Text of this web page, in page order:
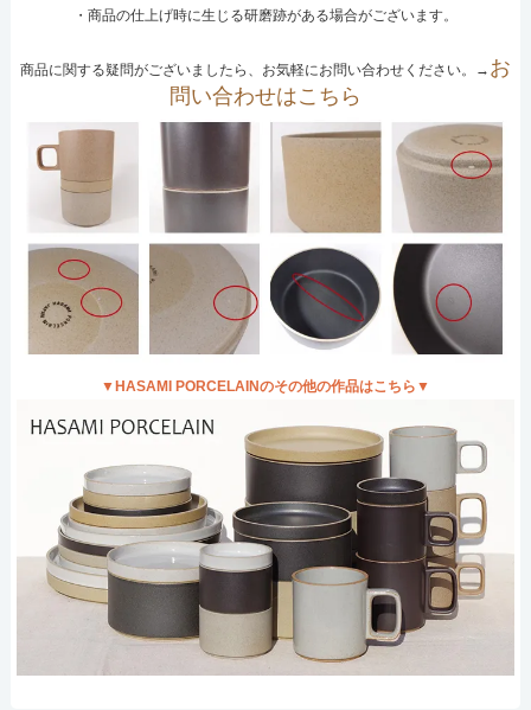
・商品の仕上げ時に生じる研磨跡がある場合がございます。
商品に関する疑問がございましたら、お気軽にお問い合わせください。→ お
問い合わせはこちら
▼HASAMI PORCELAINのその他の作品はこちら▼